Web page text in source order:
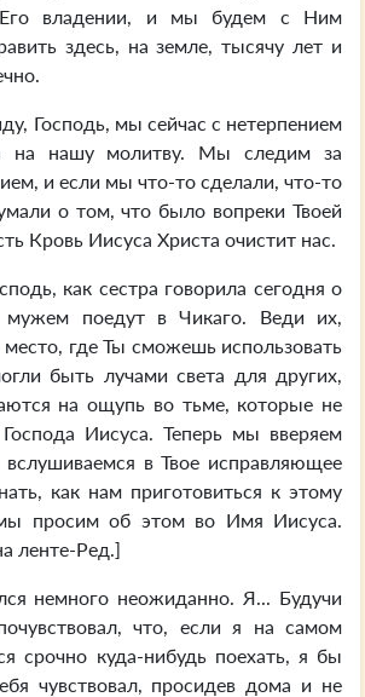
владении, и мы будем с Ним
здесь, на земле, тысячу лет и
Господь, мы сейчас с нетерпением
на нашу молитву. Мы следим за
и если мы что-то сделали, что-то
о том, что было вопреки Твоей
Кровь Иисуса Христа очистит нас.
как сестра говорила сегодня о
поедут в Чикаго. Веди их,
место, где Ты сможешь использовать
быть лучами света для других,
на ощупь во тьме, которые не
Иисуса. Теперь мы вверяем
в Твое исправляющее
как нам приготовиться к этому
просим об этом во Имя Иисуса.
ленте-Ред.]
немного неожиданно. Я... Будучи
что, если я на самом
срочно куда-нибудь поехать, я бы
чувствовал, просидев дома и не